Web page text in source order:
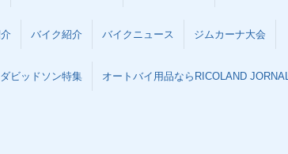
バイク紹介 バイクニュース ジムカーナ大会
ビッドソン特集 オートバイ用品ならRICOLAND JORNAL